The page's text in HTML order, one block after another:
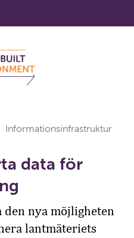
Informationsinfrastruktur
data för
nya möjligheten
lantmäteriets